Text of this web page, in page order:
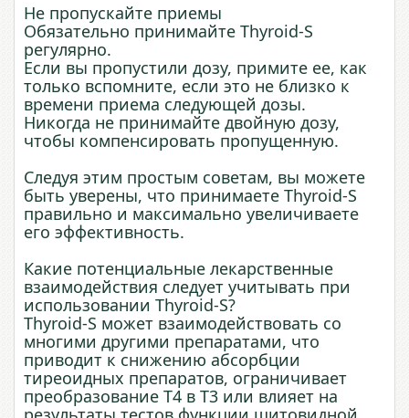
Не пропускайте приемы
Обязательно принимайте Thyroid-S
регулярно.
Если вы пропустили дозу, примите ее, как
только вспомните, если это не близко к
времени приема следующей дозы.
Никогда не принимайте двойную дозу,
чтобы компенсировать пропущенную.
Следуя этим простым советам, вы можете
быть уверены, что принимаете Thyroid-S
правильно и максимально увеличиваете
его эффективность.
Какие потенциальные лекарственные
взаимодействия следует учитывать при
использовании Thyroid-S?
Thyroid-S может взаимодействовать со
многими другими препаратами, что
приводит к снижению абсорбции
тиреоидных препаратов, ограничивает
преобразование Т4 в Т3 или влияет на